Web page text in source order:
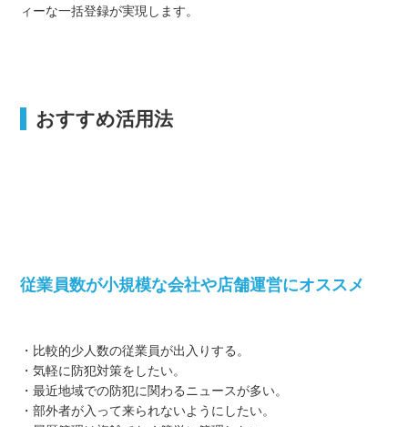
ィーな一括登録が実現します。
おすすめ活用法
従業員数が小規模な会社や店舗運営にオススメ
・比較的少人数の従業員が出入りする。
・気軽に防犯対策をしたい。
・最近地域での防犯に関わるニュースが多い。
・部外者が入って来られないようにしたい。